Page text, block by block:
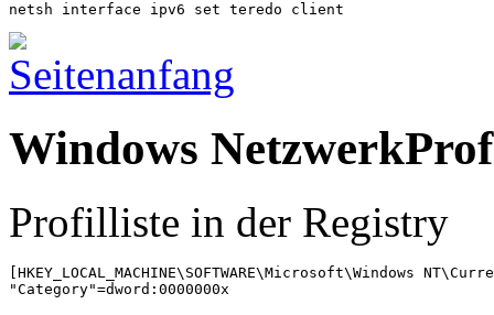
netsh interface ipv6 set teredo client
Windows
Profilliste in der Registry
[HKEY_LOCAL_MACHINE\SOFTWARE\Microsoft\Windows
"Category"=dword:0000000x